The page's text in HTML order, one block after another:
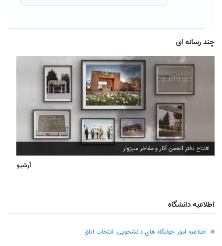
چند رسانه ای
افتتاح دفتر انجمن آثار و مفاخر سبزوار
آرشیو
اطلاعیه دانشگاه
اطلاعیه امور خوابگاه های دانشجویی: انتخاب اتاق